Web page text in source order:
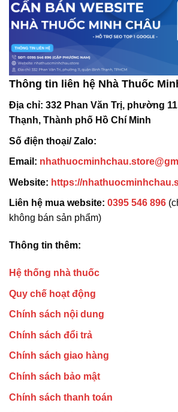
Thông tin liên hệ Nhà Thuốc
Địa chỉ: 332 Phan Văn Trị, phường
Thạnh, Thành phố Hồ Chí Minh
Số điện thoại/ Zalo:
Email:
Website: https://
Liên hệ mua website: 0395 546 896
không bán sản phẩm)
Thông tin thêm:
Hệ thống nhà thuốc
Quy chế hoạt động
Chính sách nội dung
Chính sách đổi trả
Chính sách giao hàng
Chính sách bảo mật
Chính sách thanh toán